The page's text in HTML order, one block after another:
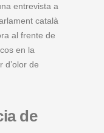
entrevista a
català
al frente de
en la
d’olor de
de